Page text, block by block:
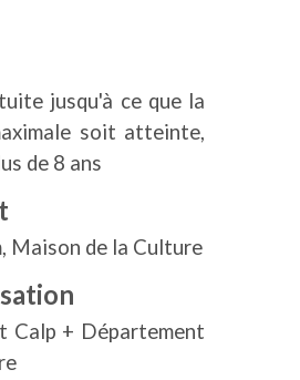
jusqu'à ce que la
soit atteinte,
de 8 ans
Maison de la Culture
Calp + Département